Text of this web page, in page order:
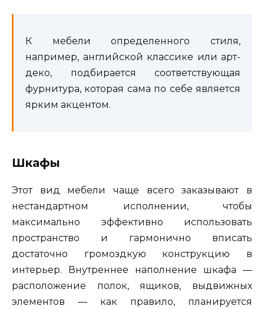
К мебели определенного стиля,
например, английской классике или арт-
деко, подбирается соответствующая
фурнитура, которая сама по себе является
ярким акцентом.
Шкафы
Этот вид мебели чаще всего заказывают в
нестандартном исполнении, чтобы
максимально эффективно использовать
пространство и гармонично вписать
достаточно громоздкую конструкцию в
интерьер. Внутреннее наполнение шкафа —
расположение полок, ящиков, выдвижных
элементов — как правило, планируется